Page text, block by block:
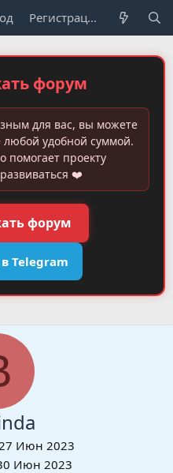
Регистрация
форум
для вас, вы можете
любой удобной суммой.
помогает проекту
❤️
форум
Telegram
Июн 2023
Июн 2023